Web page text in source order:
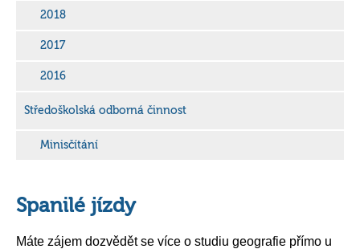
2018
2017
2016
Středoškolská odborná činnost
Minisčítání
Spanilé jízdy
Máte zájem dozvědět se více o studiu geografie přímo u